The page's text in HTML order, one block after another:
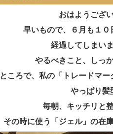
おはようござ
早いもので、６月も１０
経過してしまい
やるべきこと、しっ
ところで、私の「トレードマ
やっぱり髪
毎朝、キッチリと
その時に使う「ジェル」の在